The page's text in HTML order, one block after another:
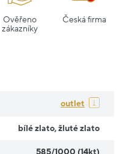
Ověřeno
zákazníky
Česká firma
outlet
bílé zlato, žluté zlato
585/1000 (14kt)